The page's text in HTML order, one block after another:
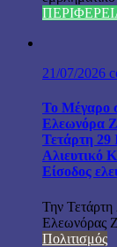
21/07/2026
Το Μέγαρο
Ελεωνόρα
Τετάρτη 29
Αλιευτικό
Είσοδος
Την Τετάρτη
Ελεωνόρας
Πολιτισμός